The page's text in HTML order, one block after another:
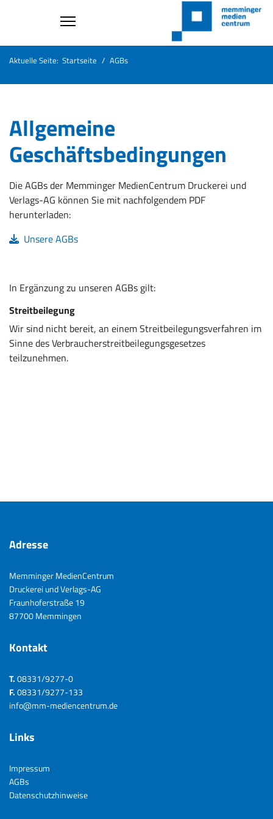
Aktuelle Seite: Startseite AGBs
Allgemeine
Geschäftsbedingungen
Die AGBs der Memminger MedienCentrum Druckerei und
Verlags-AG können Sie mit nachfolgendem PDF
herunterladen:
Unsere AGBs
In Ergänzung zu unseren AGBs gilt:
Streitbeilegung
Wir sind nicht bereit, an einem Streitbeilegungsverfahren im
Sinne des Verbraucherstreitbeilegungsgesetzes
teilzunehmen.
Adresse
Memminger MedienCentrum
Druckerei und Verlags-AG
Fraunhoferstraße 19
87700 Memmingen
Kontakt
T.08331/9277-0
F.08331/9277-133
info@mm-mediencentrum.de
Links
Impressum
AGBs
Datenschutzhinweise